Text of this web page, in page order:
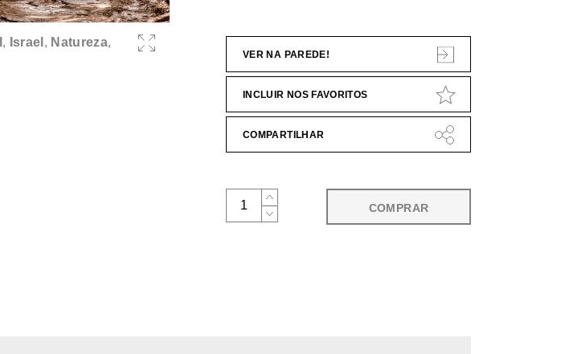
, Israel , Natureza,
VER NA PAREDE!
INCLUIR NOS FAVORITOS
COMPARTILHAR
COMPRAR